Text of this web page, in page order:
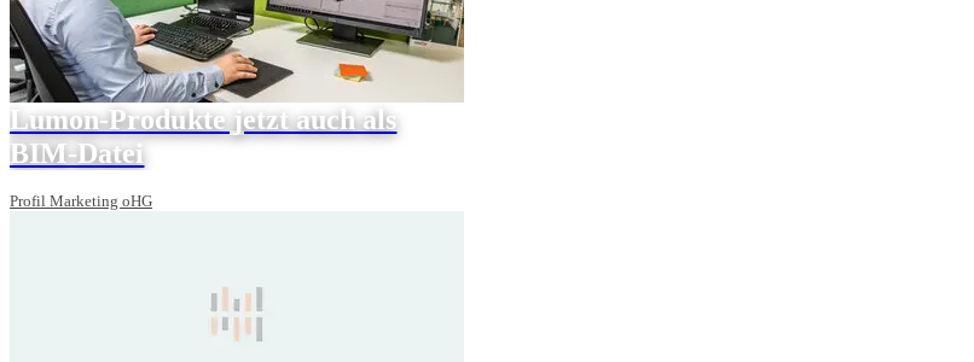
Lumon-Produkte jetzt auch als
BIM-Datei
Profil Marketing oHG